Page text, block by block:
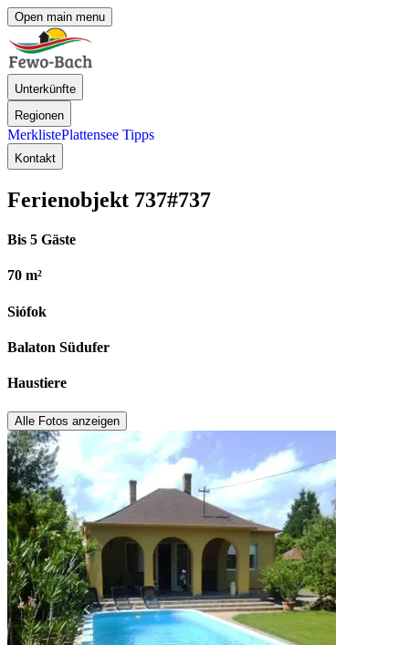
Open main menu
Unterkünfte
Regionen
MerklistePlattensee Tipps
Kontakt
Ferienobjekt 737#737
Bis 5 Gäste
70 m²
Siófok
Balaton Südufer
Haustiere
Alle Fotos anzeigen